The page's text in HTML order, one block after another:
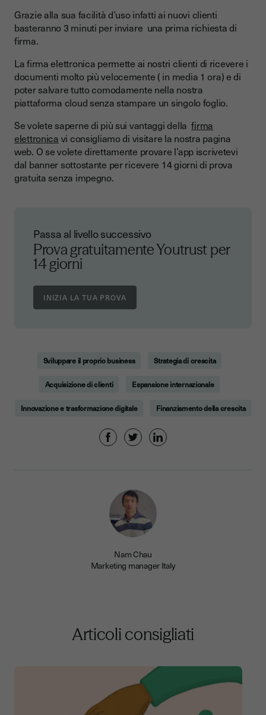
Grazie alla sua facilità d’uso infatti ai nuovi clienti
basteranno 3 minuti per inviare una prima richiesta di
firma.
La firma elettronica permette ai nostri clienti di ricevere i
documenti molto più velocemente ( in media 1 ora) e di
poter salvare tutto comodamente nella nostra
piattaforma cloud senza stampare un singolo foglio.
Se volete saperne di più sui vantaggi dellafirma
elettronica vi consigliamo di visitare la nostra pagina
web. O se volete direttamente provare l’app iscrivetevi
dal banner sottostante per ricevere 14 giorni di prova
gratuita senza impegno.
Passa al livello successivo
Prova gratuitamente Youtrust per
14 giorni
Sviluppare il proprio business Strategia di crescita
Acquisizione di clienti Espansione internazionale
Innovazione e trasformazione digitale Finanziamento della crescita
Nam Chau
Marketing manager Italy
Articoli consigliati